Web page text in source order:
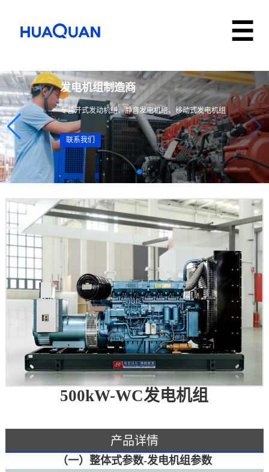
发电机组制造商
专营开式发动机组、静音发电机组、移动式发电机组
联系我们
500kW-WC发电机组
产品详情
（一）整体式参数-发电机组参数